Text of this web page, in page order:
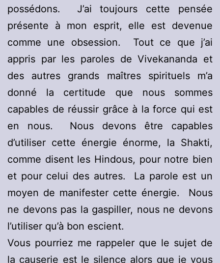
possédons. J’ai toujours cette pensée
présente à mon esprit, elle est devenue
comme une obsession. Tout ce que j’ai
appris par les paroles de Vivekananda et
des autres grands maîtres spirituels m’a
donné la certitude que nous sommes
capables de réussir grâce à la force qui est
en nous. Nous devons être capables
d’utiliser cette énergie énorme, la Shakti,
comme disent les Hindous, pour notre bien
et pour celui des autres. La parole est un
moyen de manifester cette énergie. Nous
ne devons pas la gaspiller, nous ne devons
l’utiliser qu’à bon escient.
Vous pourriez me rappeler que le sujet de
la causerie est le silence alors que je vous